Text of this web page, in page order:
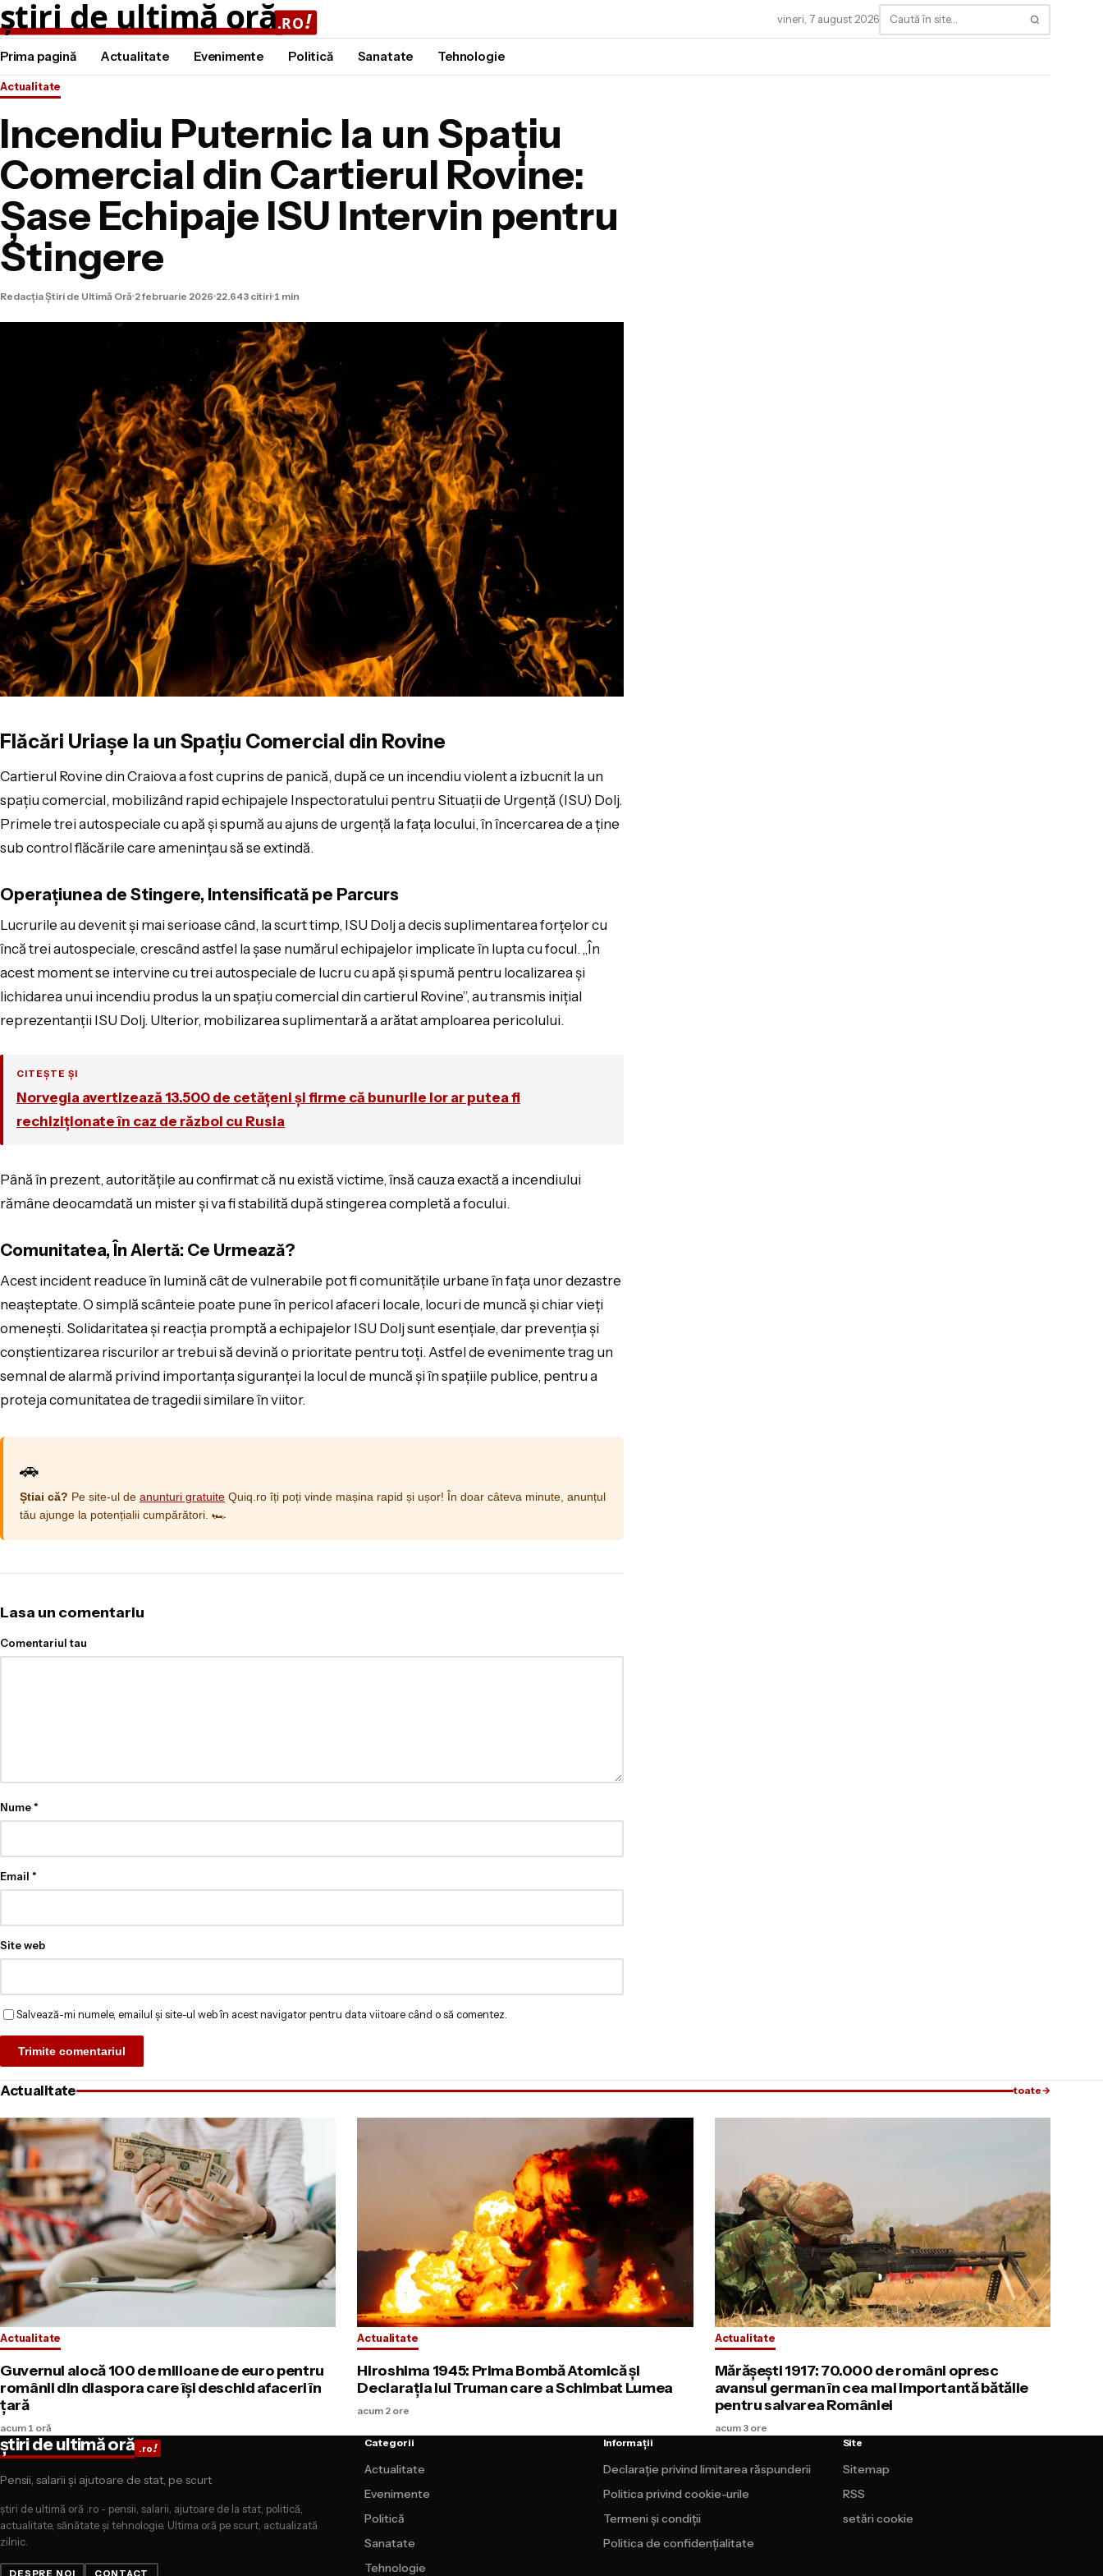
vineri, 7 august 2026 Caută
Prima pagină Actualitate Evenimente Politică Sanatate Tehnologie
Actualitate
Incendiu Puternic la un Spațiu
Comercial din Cartierul Rovine:
Șase Echipaje ISU Intervin pentru
Stingere
Redacția Știri de Ultimă Oră 2 februarie 2026 22.643 citiri 1 min
Flăcări Uriașe la un Spațiu Comercial din Rovine
Cartierul Rovine din Craiova a fost cuprins de panică, după ce un incendiu violent a izbucnit la un
spațiu comercial, mobilizând rapid echipajele Inspectoratului pentru Situaţii de Urgenţă (ISU) Dolj.
Primele trei autospeciale cu apă și spumă au ajuns de urgență la fața locului, în încercarea de a ține
sub control flăcările care amenințau să se extindă.
Operațiunea de Stingere, Intensificată pe Parcurs
Lucrurile au devenit și mai serioase când, la scurt timp, ISU Dolj a decis suplimentarea forțelor cu
încă trei autospeciale, crescând astfel la șase numărul echipajelor implicate în lupta cu focul. „În
acest moment se intervine cu trei autospeciale de lucru cu apă şi spumă pentru localizarea şi
lichidarea unui incendiu produs la un spaţiu comercial din cartierul Rovine”, au transmis inițial
reprezentanţii ISU Dolj. Ulterior, mobilizarea suplimentară a arătat amploarea pericolului.
CITEȘTE ȘI
Norvegia avertizează 13.500 de cetățeni și firme că bunurile lor ar putea fi
rechiziționate în caz de război cu Rusia
Până în prezent, autoritățile au confirmat că nu există victime, însă cauza exactă a incendiului
rămâne deocamdată un mister și va fi stabilită după stingerea completă a focului.
Comunitatea, În Alertă: Ce Urmează?
Acest incident readuce în lumină cât de vulnerabile pot fi comunitățile urbane în fața unor dezastre
neașteptate. O simplă scânteie poate pune în pericol afaceri locale, locuri de muncă și chiar vieți
omenești. Solidaritatea și reacția promptă a echipajelor ISU Dolj sunt esențiale, dar prevenția și
conștientizarea riscurilor ar trebui să devină o prioritate pentru toți. Astfel de evenimente trag un
semnal de alarmă privind importanța siguranței la locul de muncă și în spațiile publice, pentru a
proteja comunitatea de tragedii similare în viitor.
🚗
Știai că? Pe site-ul de anunturi gratuite Quiq.ro îți poți vinde mașina rapid și ușor! În doar câteva minute, anunțul
tău ajunge la potențialii cumpărători. 🏎️
Lasa un comentariu
Comentariul tau
Nume*
Email *
Site web
Salvează-mi numele, emailul și site-ul web în acest navigator pentru data viitoare când o să comentez.
Actualitate toate→
Actualitate
Guvernul alocă 100 de milioane de euro pentru
românii din diaspora care își deschid afaceri în
țară
acum 1 oră
Actualitate
Hiroshima 1945: Prima Bombă Atomică și
Declarația lui Truman care a Schimbat Lumea
acum 2 ore
Actualitate
Mărășești 1917: 70.000 de români opresc
avansul german în cea mai importantă bătălie
pentru salvarea României
acum 3 ore
știri de ultimă oră .ro!
Pensii, salarii și ajutoare de stat, pe scurt
știri de ultimă oră .ro - pensii, salarii, ajutoare de la stat, politică,
actualitate, sănătate și tehnologie. Ultima oră pe scurt, actualizată
zilnic.
DESPRE NOI CONTACT
Categorii
Actualitate
Evenimente
Politică
Sanatate
Tehnologie
Informații
Declarație privind limitarea răspunderii
Politica privind cookie-urile
Termeni și condiții
Politica de confidențialitate
Site
Sitemap
RSS
setări cookie